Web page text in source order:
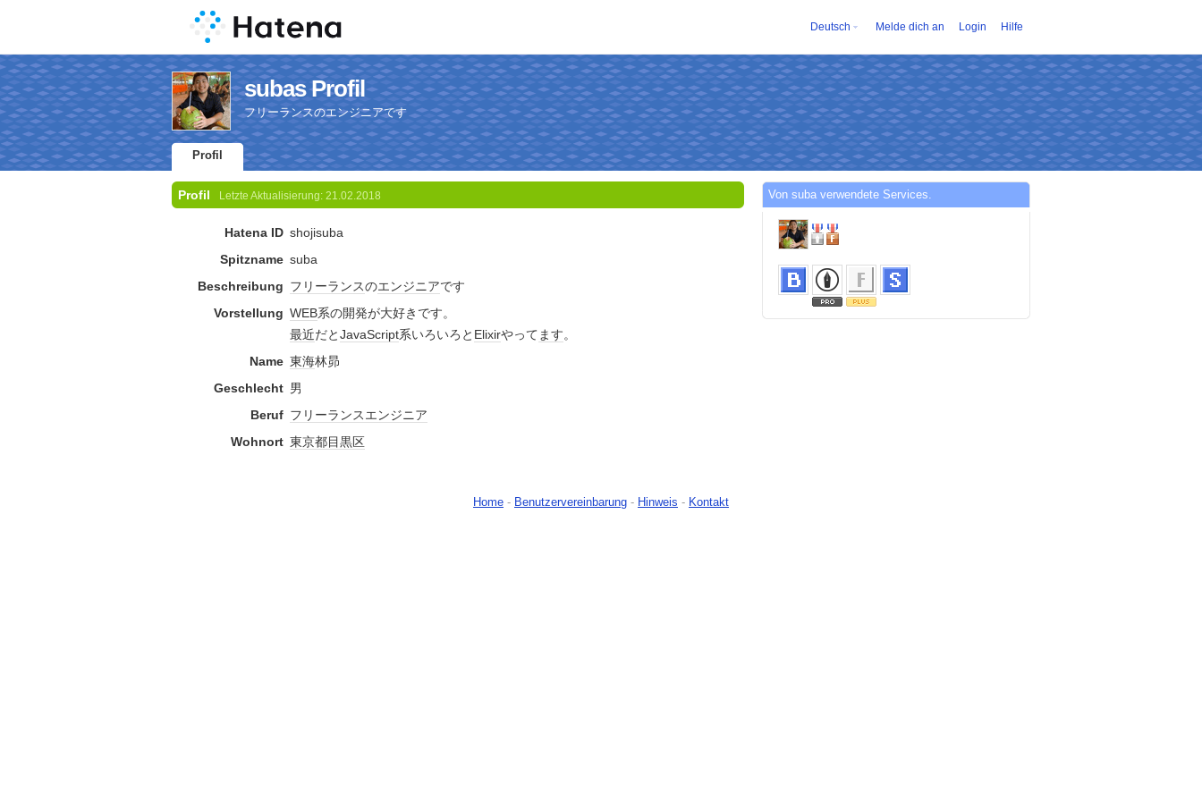
Deutsch Melde dich an Login Hilfe
subas Profil
フリーランスのエンジニアです
Profil
Profil Letzte Aktualisierung: 21.02.2018
Hatena ID shojisuba
Spitzname suba
Beschreibung フリーランスのエンジニアです
Vorstellung WEB系の開発が大好きです。
最近だとJavaScript系いろいろと Elixirやってます。
Name 東海林昴
Geschlecht 男
Beruf フリーランスエンジニア
Wohnort 東京都目黒区
Von suba verwendete Services.
Home - Benutzervereinbarung - Hinweis - Kontakt